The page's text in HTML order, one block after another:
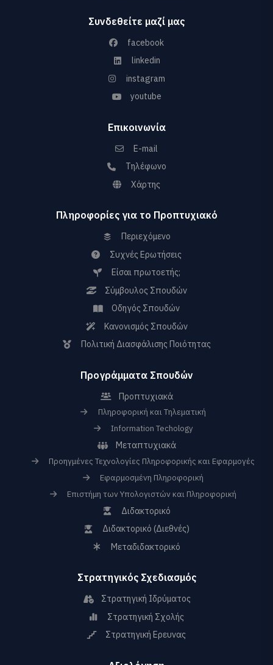
Συνδεθείτε μαζί μας
facebook
linkedin
instagram
youtube
Επικοινωνία
E-mail
Τηλέφωνο
Χάρτης
Πληροφορίες για το Προπτυχιακό
Περιεχόμενο
Συχνές Ερωτήσεις
Είσαι πρωτοετής;
Σύμβουλος Σπουδών
Οδηγός Σπουδών
Κανονισμός Σπουδών
Πολιτική Διασφάλισης Ποιότητας
Προγράμματα Σπουδών
Προπτυχιακά
Πληροφορική και Τηλεματική
Information Techology
Μεταπτυχιακά
Προηγμένες Τεχνολογίες Πληροφορικής και Εφαρμογές
Εφαρμοσμένη Πληροφορική
Επιστήμη των Υπολογιστών και Πληροφορική
Διδακτορικό
Διδακτορικό (Διεθνές)
Μεταδιδακτορικό
Στρατηγικός Σχεδιασμός
Στρατηγική Ιδρύματος
Στρατηγική Σχολής
Στρατηγική Ερευνας